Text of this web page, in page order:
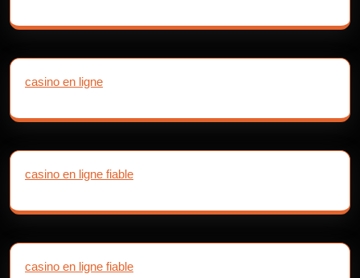
casino en ligne
casino en ligne fiable
casino en ligne fiable